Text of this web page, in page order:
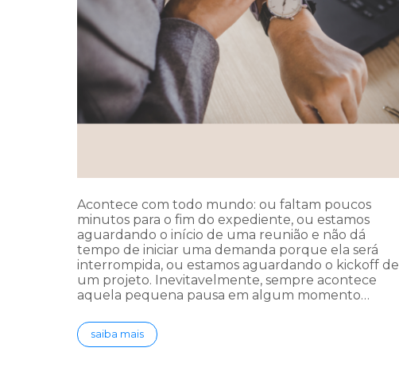
Acontece com todo mundo: ou faltam poucos
minutos para o fim do expediente, ou estamos
aguardando o início de uma reunião e não dá
tempo de iniciar uma demanda porque ela será
interrompida, ou estamos aguardando o kickoff de
um projeto. Inevitavelmente, sempre acontece
aquela pequena pausa em algum momento…
saiba mais